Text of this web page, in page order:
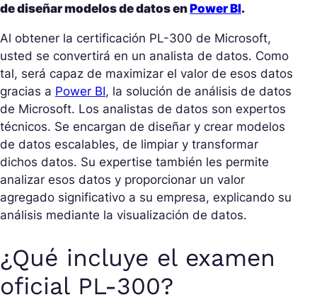
de diseñar modelos de datos enPower BI.
Al obtener la certificación PL-300 de Microsoft,
usted se convertirá en un analista de datos. Como
tal, será capaz de maximizar el valor de esos datos
gracias a Power BI, la solución de análisis de datos
de Microsoft. Los analistas de datos son expertos
técnicos. Se encargan de diseñar y crear modelos
de datos escalables, de limpiar y transformar
dichos datos. Su expertise también les permite
analizar esos datos y proporcionar un valor
agregado significativo a su empresa, explicando su
análisis mediante la visualización de datos.
¿Qué incluye el examen
oficial PL-300?